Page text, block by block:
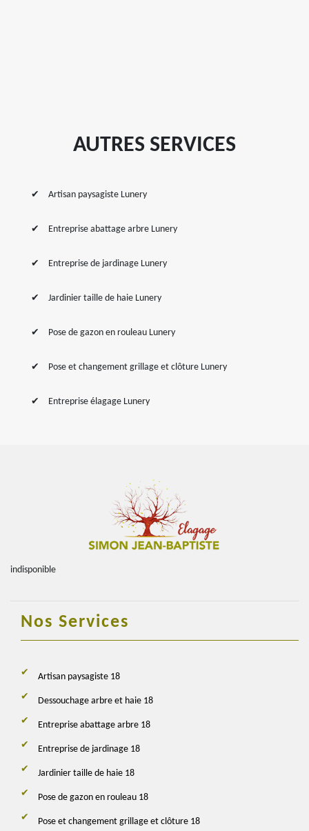
AUTRES SERVICES
Artisan paysagiste Lunery
Entreprise abattage arbre Lunery
Entreprise de jardinage Lunery
Jardinier taille de haie Lunery
Pose de gazon en rouleau Lunery
Pose et changement grillage et clôture Lunery
Entreprise élagage Lunery
indisponible
Nos Services
Artisan paysagiste 18
Dessouchage arbre et haie 18
Entreprise abattage arbre 18
Entreprise de jardinage 18
Jardinier taille de haie 18
Pose de gazon en rouleau 18
Pose et changement grillage et clôture 18